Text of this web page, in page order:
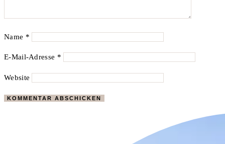
Name *
E-Mail-Adresse *
Website